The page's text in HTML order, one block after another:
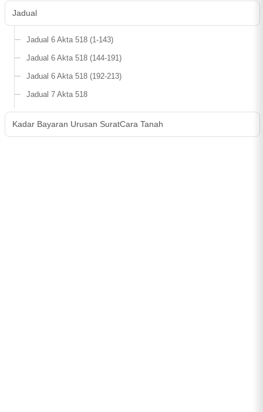
Jadual
Jadual 6 Akta 518 (1-143)
Jadual 6 Akta 518 (144-191)
Jadual 6 Akta 518 (192-213)
Jadual 7 Akta 518
Kadar Bayaran Urusan SuratCara Tanah